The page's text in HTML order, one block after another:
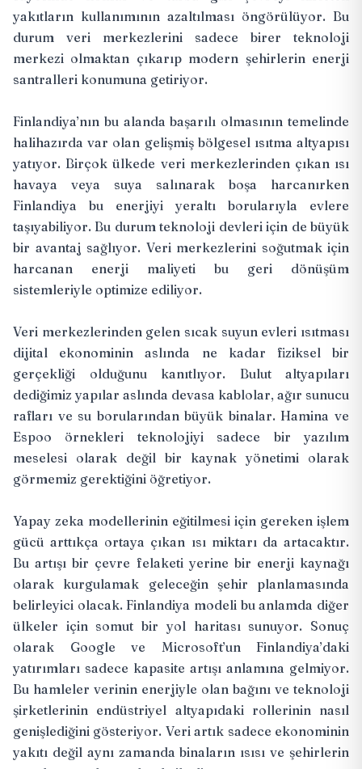
yakıtların kullanımının azaltılması öngörülüyor. Bu
durum veri merkezlerini sadece birer teknoloji
merkezi olmaktan çıkarıp modern şehirlerin enerji
santralleri konumuna getiriyor.
Finlandiya’nın bu alanda başarılı olmasının temelinde
halihazırda var olan gelişmiş bölgesel ısıtma altyapısı
yatıyor. Birçok ülkede veri merkezlerinden çıkan ısı
havaya veya suya salınarak boşa harcanırken
Finlandiya bu enerjiyi yeraltı borularıyla evlere
taşıyabiliyor. Bu durum teknoloji devleri için de büyük
bir avantaj sağlıyor. Veri merkezlerini soğutmak için
harcanan enerji maliyeti bu geri dönüşüm
sistemleriyle optimize ediliyor.
Veri merkezlerinden gelen sıcak suyun evleri ısıtması
dijital ekonominin aslında ne kadar fiziksel bir
gerçekliği olduğunu kanıtlıyor. Bulut altyapıları
dediğimiz yapılar aslında devasa kablolar, ağır sunucu
rafları ve su borularından büyük binalar. Hamina ve
Espoo örnekleri teknolojiyi sadece bir yazılım
meselesi olarak değil bir kaynak yönetimi olarak
görmemiz gerektiğini öğretiyor.
Yapay zeka modellerinin eğitilmesi için gereken işlem
gücü arttıkça ortaya çıkan ısı miktarı da artacaktır.
Bu artışı bir çevre felaketi yerine bir enerji kaynağı
olarak kurgulamak geleceğin şehir planlamasında
belirleyici olacak. Finlandiya modeli bu anlamda diğer
ülkeler için somut bir yol haritası sunuyor. Sonuç
olarak Google ve Microsoft’un Finlandiya’daki
yatırımları sadece kapasite artışı anlamına gelmiyor.
Bu hamleler verinin enerjiyle olan bağını ve teknoloji
şirketlerinin endüstriyel altyapıdaki rollerinin nasıl
genişlediğini gösteriyor. Veri artık sadece ekonominin
yakıtı değil aynı zamanda binaların ısısı ve şehirlerin